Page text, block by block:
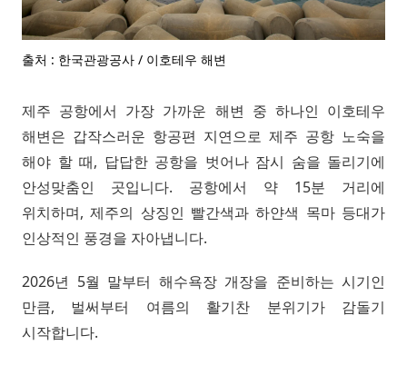
출처 : 한국관광공사 / 이호테우 해변
제주 공항에서 가장 가까운 해변 중 하나인 이호테우
해변은 갑작스러운 항공편 지연으로 제주 공항 노숙을
해야 할 때, 답답한 공항을 벗어나 잠시 숨을 돌리기에
안성맞춤인 곳입니다. 공항에서 약 15분 거리에
위치하며, 제주의 상징인 빨간색과 하얀색 목마 등대가
인상적인 풍경을 자아냅니다.
2026년 5월 말부터 해수욕장 개장을 준비하는 시기인
만큼, 벌써부터 여름의 활기찬 분위기가 감돌기
시작합니다.